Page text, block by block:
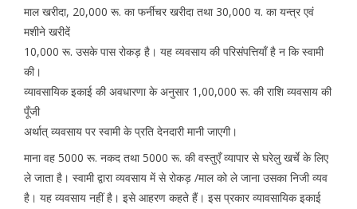
माल खरीदा, 20,000 रू. का फर्नीचर खरीदा तथा 30,000 य. का यन्त्र एवं
मशीने खरीदें
10,000 रू. उसके पास रोकड़ है। यह व्यवसाय की परिसंपत्तियाँ है न कि स्वामी
की।
व्यावसायिक इकाई की अवधारणा के अनुसार 1,00,000 रू. की राशि व्यवसाय की
पूँजी
अर्थात् व्यवसाय पर स्वामी के प्रति देनदारी मानी जाएगी।
माना वह 5000 रू. नकद तथा 5000 रू. की वस्तुएँ व्यापार से घरेलु खर्चे के लिए
ले जाता है। स्वामी द्वारा व्यवसाय में से रोकड़ /माल को ले जाना उसका निजी व्यव
है। यह व्यवसाय नहीं है। इसे आहरण कहते हैं। इस प्रकार व्यावसायिक इकाई